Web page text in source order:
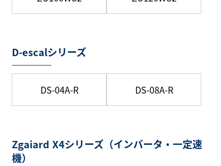
D-escalシリーズ
DS-04A-R DS-08A-R
Zgaiard X4シリーズ（インバータ・一定速
機）